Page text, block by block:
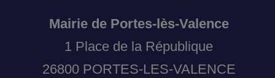
Mairie de Portes-lès-Valence
1 Place de la République
26800 PORTES-LES-VALENCE